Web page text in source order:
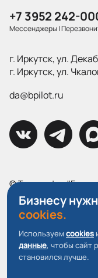
+7 3952 242-
Мессенджеры|
г. Иркутск, ул.
г. Иркутск, ул.
da@bpilot.ru
© Типография
Все права защищены.
Политика
Пользовательское
О файлах Cookie
Бизнесу
cookies.
Используемcookies
данные, чтобы сайт
становился лучше.